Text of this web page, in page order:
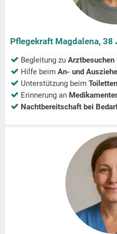
Pflegekraft Magdalena, 38
Begleitung zu Arztbesuchen
Hilfe beim An- und
Unterstützung beim
Erinnerung an
Nachtbereitschaft bei